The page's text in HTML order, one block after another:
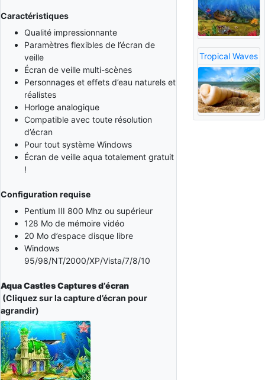
Caractéristiques
Qualité impressionnante
Paramètres flexibles de l’écran de
veille
Écran de veille multi-scènes
Personnages et effets d’eau naturels et
réalistes
Horloge analogique
Compatible avec toute résolution
d’écran
Pour tout système Windows
Écran de veille aqua totalement gratuit
!
Configuration requise
Pentium III 800 Mhz ou supérieur
128 Mo de mémoire vidéo
20 Mo d’espace disque libre
Windows
95/98/NT/2000/XP/Vista/7/8/10
Aqua Castles Captures d’écran
(Cliquez sur la capture d’écran pour
agrandir)
Tropical Waves